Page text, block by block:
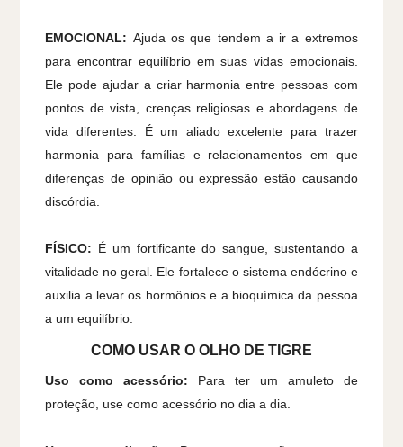
EMOCIONAL: Ajuda os que tendem a ir a extremos
para encontrar equilíbrio em suas vidas emocionais.
Ele pode ajudar a criar harmonia entre pessoas com
pontos de vista, crenças religiosas e abordagens de
vida diferentes. É um aliado excelente para trazer
harmonia para famílias e relacionamentos em que
diferenças de opinião ou expressão estão causando
discórdia.
FÍSICO: É um fortificante do sangue, sustentando a
vitalidade no geral. Ele fortalece o sistema endócrino e
auxilia a levar os hormônios e a bioquímica da pessoa
a um equilíbrio.
COMO USAR O OLHO DE TIGRE
Uso como acessório: Para ter um amuleto de
proteção, use como acessório no dia a dia.